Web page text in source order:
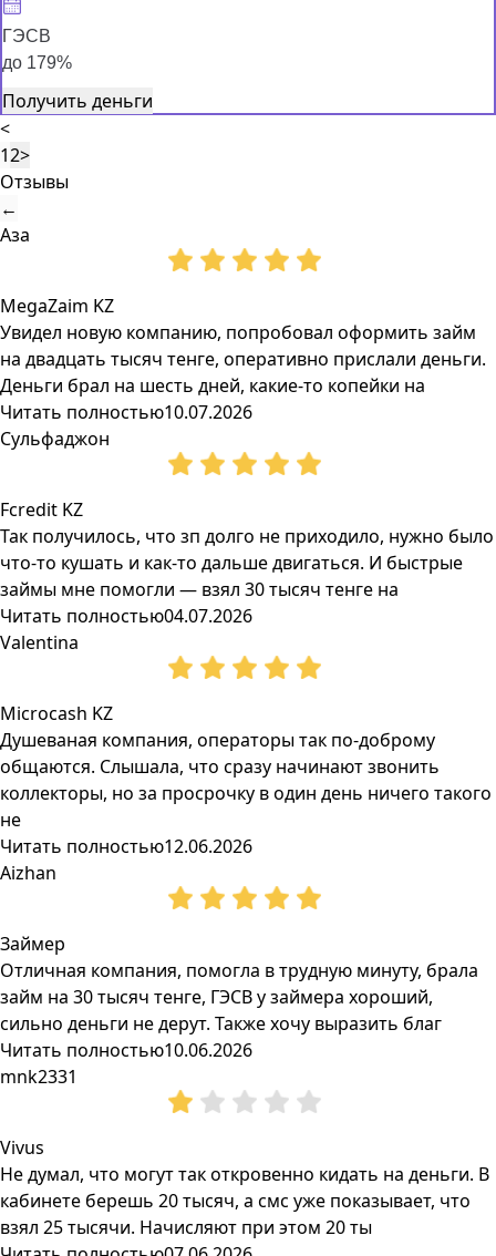
ГЭСВ
до 179%
Получить деньги
<
12>
Отзывы
←
Аза
MegaZaim KZ
Увидел новую компанию, попробовал оформить займ
на двадцать тысяч тенге, оперативно прислали деньги.
Деньги брал на шесть дней, какие-то копейки на
Читать полностью10.07.2026
Сульфаджон
Fcredit KZ
Так получилось, что зп долго не приходило, нужно было
что-то кушать и как-то дальше двигаться. И быстрые
займы мне помогли — взял 30 тысяч тенге на
Читать полностью04.07.2026
Valentina
Microcash KZ
Душеваная компания, операторы так по-доброму
общаются. Слышала, что сразу начинают звонить
коллекторы, но за просрочку в один день ничего такого
не
Читать полностью12.06.2026
Aizhan
Займер
Отличная компания, помогла в трудную минуту, брала
займ на 30 тысяч тенге, ГЭСВ у займера хороший,
сильно деньги не дерут. Также хочу выразить благ
Читать полностью10.06.2026
mnk2331
Vivus
Не думал, что могут так откровенно кидать на деньги. В
кабинете берешь 20 тысяч, а смс уже показывает, что
взял 25 тысячи. Начисляют при этом 20 ты